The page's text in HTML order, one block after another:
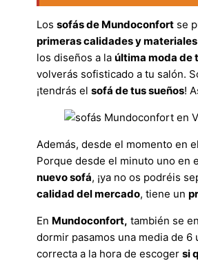
Los sofás de Mundoconfort se
primeras calidades y
los diseños a la última moda de
volverás sofisticado a tu salón.
¡tendrás el sofá de tus sueños!
Además, desde el momento en
Porque desde el minuto uno en
nuevo sofá, ¡ya no os podréis
calidad del mercado, tiene un
En Mundoconfort, también se
dormir pasamos una media de 6
correcta a la hora de escoger si